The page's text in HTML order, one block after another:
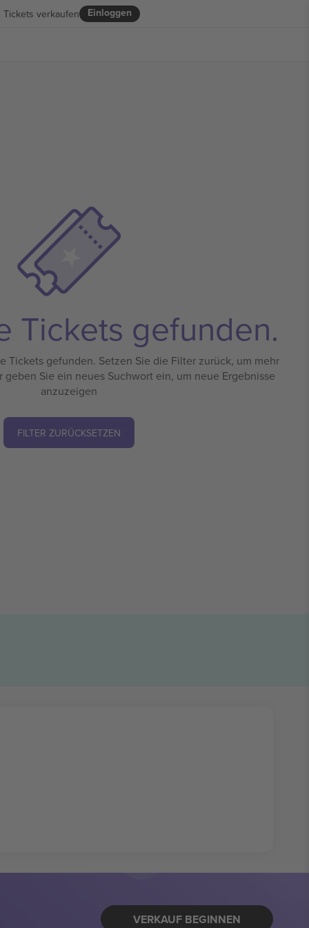
Einloggen
Tickets verkaufen
Tickets gefunden.
Tickets gefunden. Setzen Sie die Filter zurück, um mehr
Sie ein neues Suchwort ein, um neue Ergebnisse
anzuzeigen
FILTER ZURÜCKSETZEN
VERKAUF BEGINNEN